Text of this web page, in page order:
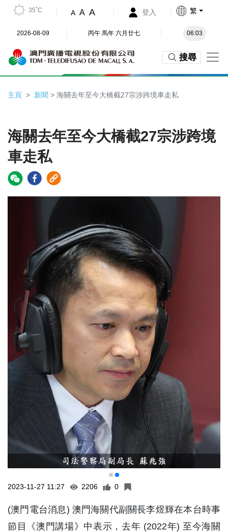
35˚C A A A 登入 繁
2026-08-09 丙午 馬年 六月廿七 06:03
搜尋
主頁 新聞 > 海關去年至今大橋截27宗涉跨境車走私
海關去年至今大橋截27宗涉跨境
車走私
2023-11-27 11:27 2206 0
(澳門電台消息) 澳門海關代副關長李煜輝在本台時事
節目《澳門講場》中表示，去年 (2022年) 至今海關